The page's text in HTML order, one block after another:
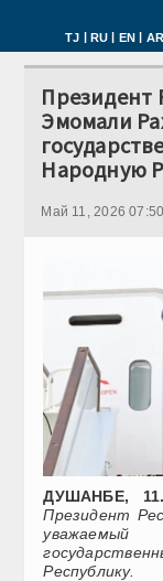
TJ | RU | EN | AR
Президент
Эмомали
Народную
Май 11, 2026 07:50
ДУШАНБЕ,
Президент
Республику.